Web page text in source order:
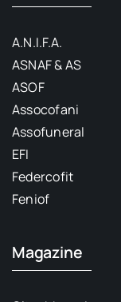
A.N.I.F.A.
ASNAF & AS
ASOF
Assocofani
Assofuneral
EFI
Federcofit
Feniof
Magazine